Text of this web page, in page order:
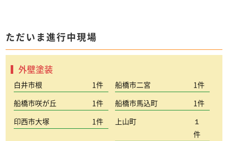
ただいま進行中現場
外壁塗装
白井市根 1件 船橋市二宮 1件
船橋市咲が丘 1件 船橋市馬込町 1件
印西市大塚 1件 上山町
１
件